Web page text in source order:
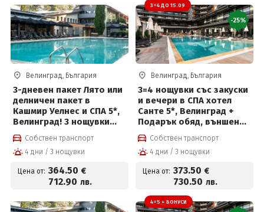
Велинград, България
3-дневен пакет Лято или
делничен пакет в
Кашмир Уелнес и СПА 5*,
Велинград! 3 нощувки
със закуски, вечери и
ползване на СПА
Собствен транспорт
4 дни / 3 нощувки
Цена от: 364.50 €
712.90 лв.
3=4 ДО 15.09
-25%
Велинград, България
3=4 нощувки със закуски
и вечери в СПА хотел
Санте 5*, Велинград +
Подарък обяд, външен
басейн, детска анимация
и СПА център на цени от
373.50 € на човек
Собствен транспорт
4 дни / 3 нощувки
Цена от: 373.50 €
730.50 лв.
4=5 + БОНУСИ